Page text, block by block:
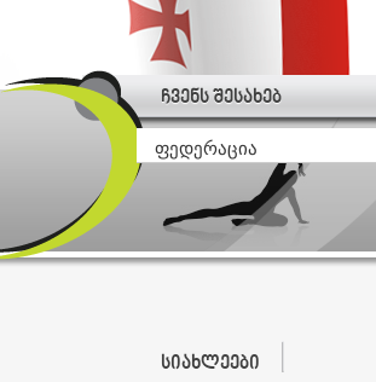
ჩვენს შესახებ
ფედერაცია
სიახლეები